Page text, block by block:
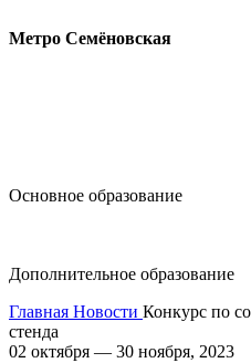
Метро Семёновская
Основное образование
Дополнительное образование
Главная Новости Конкурс по
стенда
02 октября — 30 ноября, 2023